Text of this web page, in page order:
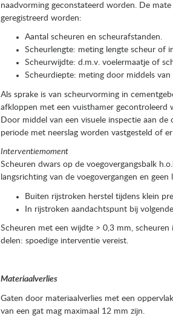
naadvorming geconstateerd worden. De
geregistreerd worden:
Aantal scheuren en scheurafstanden.
Scheurlengte: meting lengte scheur of
Scheurwijdte: d.m.v. voelermaatje of
Scheurdiepte: meting door middels van
Als sprake is van scheurvorming in
afkloppen met een vuisthamer gecontroleerd
Door middel van een visuele inspectie aan
periode met neerslag worden vastgesteld of
Interventiemoment
Scheuren dwars op de voegovergangsbalk
langsrichting van de voegovergangen en geen
Buiten rijstroken herstel tijdens klein
In rijstroken aandachtspunt bij
Scheuren met een wijdte > 0,3 mm, scheuren
delen: spoedige interventie vereist.
Materiaalverlies
Gaten door materiaalverlies met een
van een gat mag maximaal 12 mm zijn.